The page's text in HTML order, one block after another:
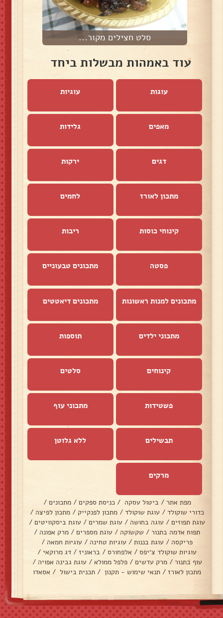
סלט חצילים מקור...
עוד באמהות מבשלות ביחד
עוגות עוגיות
מאפים גלידות
דגים ירקות
מתכון לאורז לחמים
קינוחי כוסות ריבות
פסטה מתכונים טבעוניים
מתכונים למנות ראשונות מתכונים דיאטטים
מתכוני ילדים תוספות
קינוחים סלטים
פשטידות מתכוני עוף
תבשילים ללא גלוטן
מרקים
מפת אתר / ביטול עסקה / כניסת ספקים / מתכונים /
כדורי שוקולד / עוגת שוקולד / מתכון לפנקייק / מתכון לפיצה /
עוגת תפוזים / עוגה בחושה / עוגת שמרים / עוגת ביסקוויטים /
תפוח אדמה בתנור / שקשוקה / עוגת מספרים / מרק אפונה /
פריקסה / עוגת בננות / עוגיות טחינה / עוגיות חמאה /
עוגיות שוקולד צ׳יפס / אלפחורס / בראוניז / דג מרוקאי /
עוף בתנור / מרק עדשים / פלפל ממולא / עוגת גבינה אפויה /
מתכון לאורז / תנאי שימוש - תקנון / תכנית בישול / אסאדו